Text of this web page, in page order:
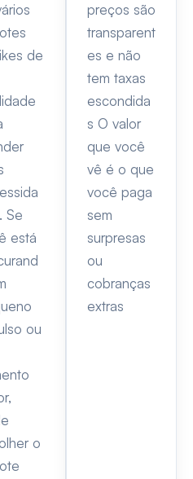
de
Se
está
ou
o
preços são
transparent
es e não
tem taxas
escondida
s O valor
que você
vê é o que
você paga
sem
surpresas
ou
cobranças
extras